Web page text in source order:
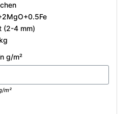
(2-4 mm)
g/m²
m²